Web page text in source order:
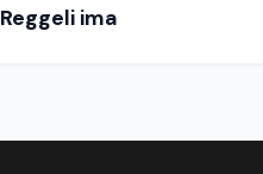
Reggeli ima